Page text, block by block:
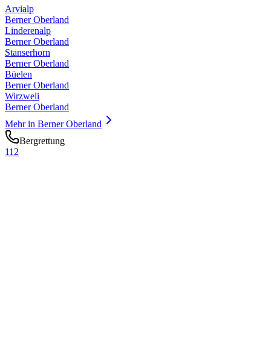
Arvialp
Berner Oberland
Linderenalp
Berner Oberland
Stanserhorn
Berner Oberland
Büelen
Berner Oberland
Wirzweli
Berner Oberland
Mehr in Berner Oberland
Bergrettung
112